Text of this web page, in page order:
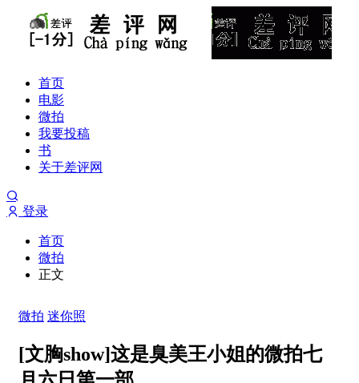
首页
电影
微拍
我要投稿
书
关于差评网
登录
首页
微拍
正文
微拍 迷你照
[文胸show]这是臭美王小姐的微拍七